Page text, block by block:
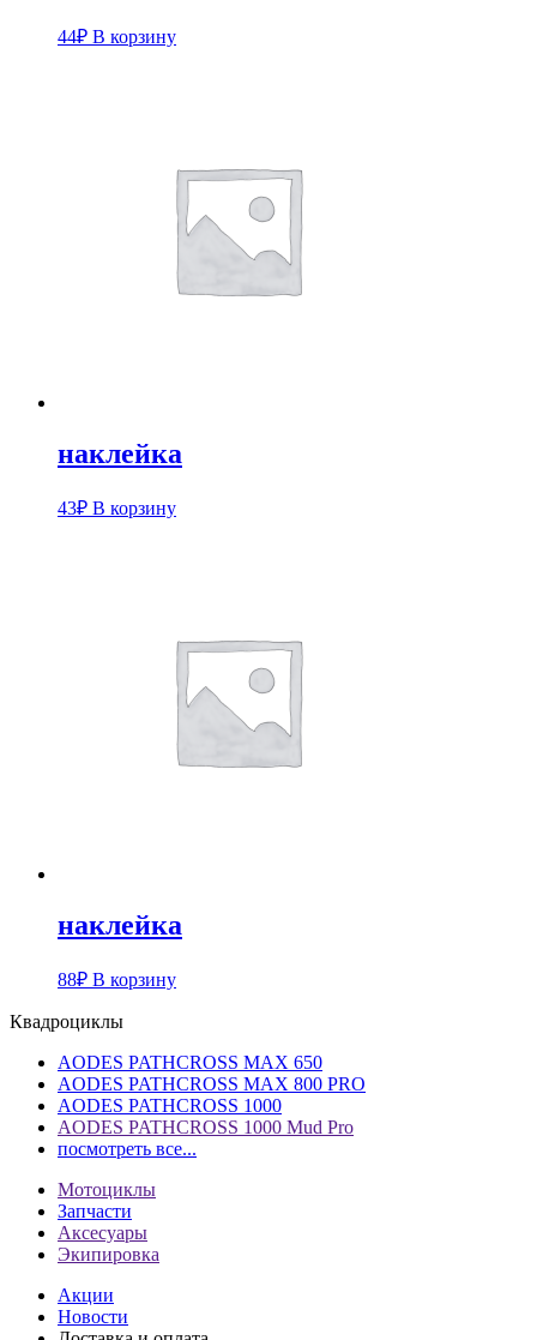
44₽ В корзину
наклейка
43₽ В корзину
наклейка
88₽ В корзину
Квадроциклы
AODES PATHCROSS MAX 650
AODES PATHCROSS MAX 800 PRO
AODES PATHCROSS 1000
AODES PATHCROSS 1000 Mud Pro
посмотреть все...
Мотоциклы
Запчасти
Аксесуары
Экипировка
Акции
Новости